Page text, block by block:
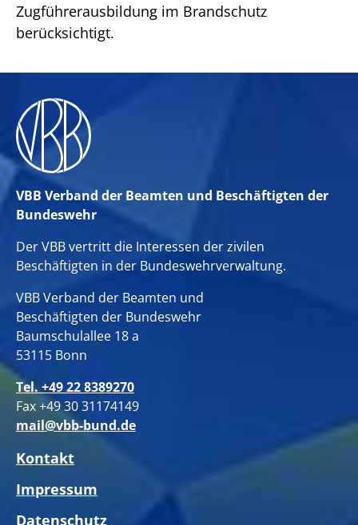
Zugführerausbildung im Brandschutz
berücksichtigt.
VBB Verband der Beamten und Beschäftigten der
Bundeswehr
Der VBB vertritt die Interessen der zivilen
Beschäftigten in der Bundeswehrverwaltung.
VBB Verband der Beamten und
Beschäftigten der Bundeswehr
Baumschulallee 18 a
53115 Bonn
Tel. +49 22 8389270
Fax +49 30 31174149
mail@vbb-bund.de
Kontakt
Impressum
Datenschutz